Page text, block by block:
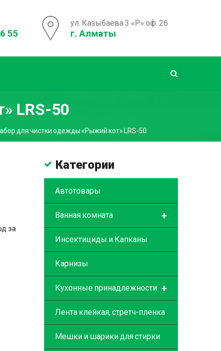
55
ул. Казыбаева 3 «Р» оф. 26
г. Алматы
LRS-50
для чистки одежды «Рыжий кот» LRS-50
за
Категории
Автотовары
+
Ванная комната
Инсектициды и Капканы
Карнизы
+
Кухонные принадлежности
Лента клейкая, стретч-пленка
Мешки и шарики для стирки